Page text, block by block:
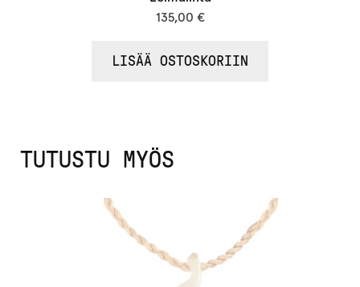
135,00 €
LISÄÄ OSTOSKORIIN
TUTUSTU MYÖS